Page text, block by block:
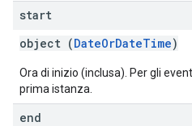
start
object (DateOrDateTime)
Ora di inizio (inclusa). Per gli
prima istanza.
end